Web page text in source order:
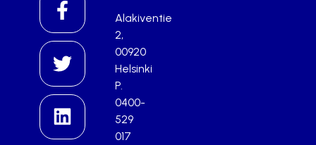
Alakiventie
2,
00920
Helsinki
P.
0400-
529
017